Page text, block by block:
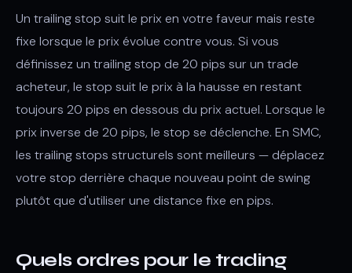
Un trailing stop suit le prix en votre faveur mais reste
fixe lorsque le prix évolue contre vous. Si vous
définissez un trailing stop de 20 pips sur un trade
acheteur, le stop suit le prix à la hausse en restant
toujours 20 pips en dessous du prix actuel. Lorsque le
prix inverse de 20 pips, le stop se déclenche. En SMC,
les trailing stops structurels sont meilleurs — déplacez
votre stop derrière chaque nouveau point de swing
plutôt que d'utiliser une distance fixe en pips.
Quels ordres pour le trading